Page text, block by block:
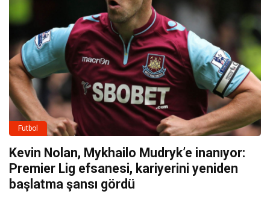
Futbol
Kevin Nolan, Mykhailo Mudryk’e inanıyor:
Premier Lig efsanesi, kariyerini yeniden
başlatma şansı gördü